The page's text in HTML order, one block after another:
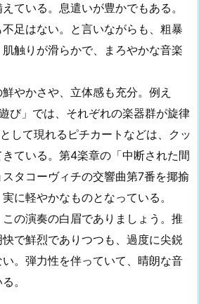
ている。息遣いが豊かでもある。
足はない。と言いながらも、粗暴
触りが滑らかで、まろやかな音楽
やかさや、立体感も充分。例え
び」では、それぞれの楽器群が旋律
して現れるピチカートなどは、クッ
ている。第4楽章の「中断された間
タコーヴィチの交響曲第7番を揶揄
に軽やかなものとなっている。
の演奏の白眉でありましょう。推
で鮮烈でありつつも、過度に尖鋭
。弾力性を伴っていて、晴朗な音
。